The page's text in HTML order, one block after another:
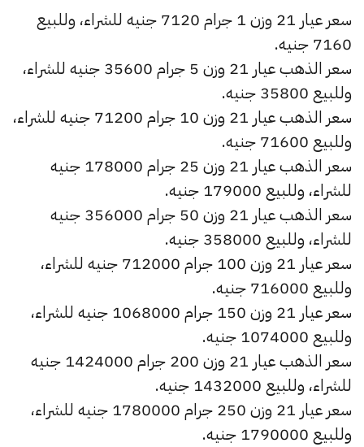
سعر عيار 21 وزن 1 جرام 7120 جنيه للشراء، وللبيع
7160 جنيه.
سعر الذهب عيار 21 وزن 5 جرام 35600 جنيه للشراء،
وللبيع 35800 جنيه.
سعر الذهب عيار 21 وزن 10 جرام 71200 جنيه للشراء،
وللبيع 71600 جنيه.
سعر الذهب عيار 21 وزن 25 جرام 178000 جنيه
للشراء، وللبيع 179000 جنيه.
سعر الذهب عيار 21 وزن 50 جرام 356000 جنيه
للشراء، وللبيع 358000 جنيه.
سعر عيار 21 وزن 100 جرام 712000 جنيه للشراء،
وللبيع 716000 جنيه.
سعر عيار 21 وزن 150 جرام 1068000 جنيه للشراء،
وللبيع 1074000 جنيه.
سعر الذهب عيار 21 وزن 200 جرام 1424000 جنيه
للشراء، وللبيع 1432000 جنيه.
سعر عيار 21 وزن 250 جرام 1780000 جنيه للشراء،
وللبيع 1790000 جنيه.